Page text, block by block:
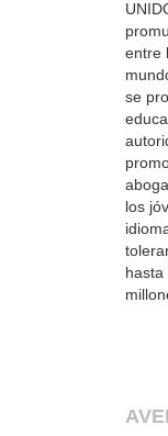
entre
se
los
hasta